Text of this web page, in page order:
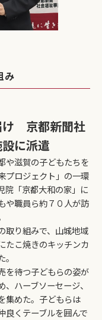
み
け 京都新聞社
に派遣
や滋賀の子どもたちを
プロジェクト」の一環
院「京都大和の家」に
や職員ら約７０人が訪
取り組みで、山城地域
たこ焼きのキッチンカ
を待つ子どもらの姿が
ハーブソーセージ、
集めた。子どもらは
良くテーブルを囲んで